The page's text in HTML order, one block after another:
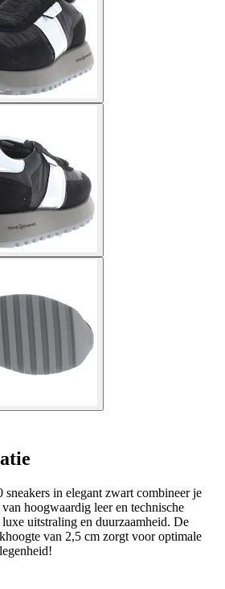
in elegant zwart combineer je
hoogwaardig leer en technische
uitstraling en duurzaamheid. De
van 2,5 cm zorgt voor optimale